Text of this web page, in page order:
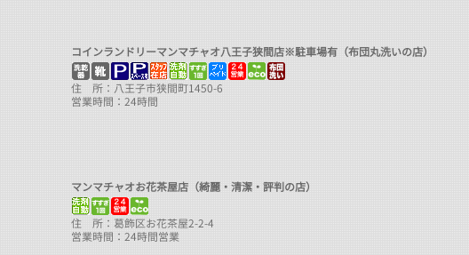
コインランドリーマンマチャオ八王子狭間店※駐車場有（布団丸洗いの店）
住 所：八王子市狭間町1450-6
営業時間：24時間
マンマチャオお花茶屋店（綺麗・清潔・評判の店）
住 所：葛飾区お花茶屋2-2-4
営業時間：24時間営業